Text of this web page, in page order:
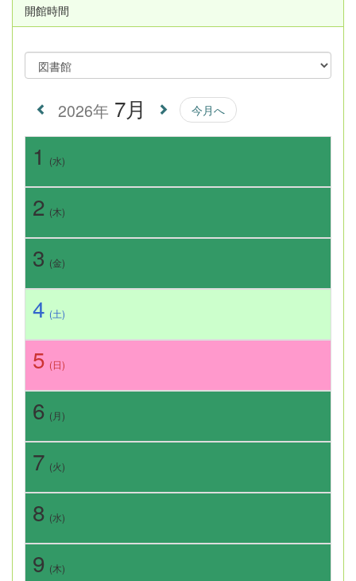
開館時間
2026年 7月 今月へ
1 (水)
2 (木)
3 (金)
4 (土)
5 (日)
6 (月)
7 (火)
8 (水)
9 (木)